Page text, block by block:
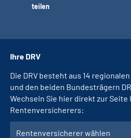
teilen
Ihre DRV
Die DRV besteht aus 14
und den beiden Bundesträgern
Wechseln Sie hier direkt zur Seite
Rentenversicherers:
Rentenversicherer wählen